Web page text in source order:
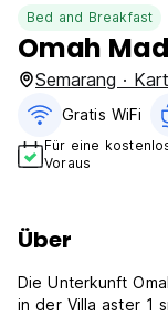
Bed and Breakfast
Omah
Semarang ·
Gratis WiFi
Für eine
Voraus
Über
Die Unterkunft
in der Villa aster 1